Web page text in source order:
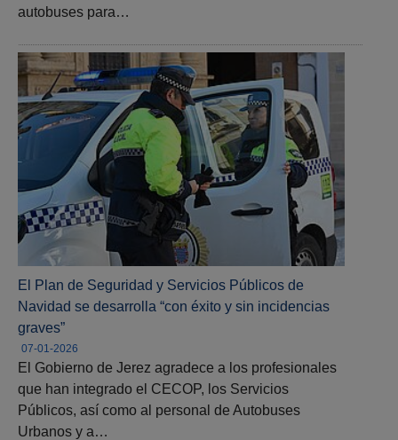
autobuses para…
El Plan de Seguridad y Servicios Públicos de
Navidad se desarrolla “con éxito y sin incidencias
graves”
07-01-2026
El Gobierno de Jerez agradece a los profesionales
que han integrado el CECOP, los Servicios
Públicos, así como al personal de Autobuses
Urbanos y a…